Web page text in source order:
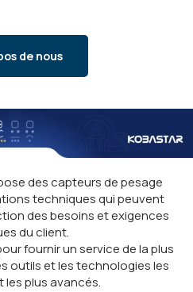
de nous
des capteurs de pesage
techniques qui peuvent
des besoins et exigences
du client.
fournir un service de la plus
outils et les technologies les
les plus avancés.